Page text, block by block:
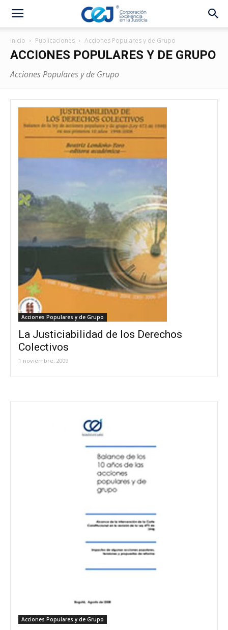
Inicio Publicaciones Acciones Populares y de Grupo
ACCIONES POPULARES Y DE GRUPO
Acciones Populares y de Grupo
Acciones Populares y de Grupo
La Justiciabilidad de los Derechos
Colectivos
1 noviembre, 2009
Acciones Populares y de Grupo